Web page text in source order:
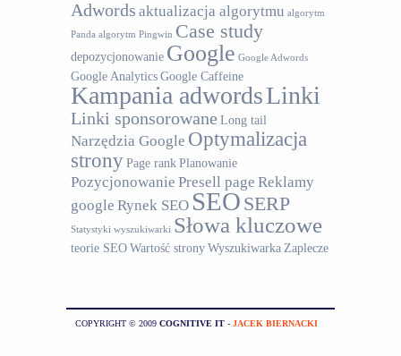
Adwords aktualizacja algorytmu algorytm
Panda algorytm Pingwin Case study
depozycjonowanie Google Google Adwords
Google AnalyticsGoogle Caffeine
Kampania adwordsLinki
Linki sponsorowane Long tail
Narzędzia Google Optymalizacja
stronyPage rankPlanowanie
Pozycjonowanie Presell page Reklamy
google Rynek SEO SEO SERP
Statystyki wyszukiwarki Słowa kluczowe
teorie SEOWartość stronyWyszukiwarka Zaplecze
COPYRIGHT © 2009 COGNITIVE IT - JACEK BIERNACKI